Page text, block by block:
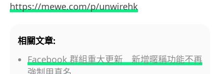
https://mewe.com/p/unwirehk
相關文章:
Facebook 群組重大更新 新增暱稱功能不再